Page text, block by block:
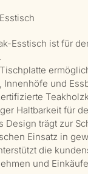
Esstisch ist für
Innenhöfe und
Haltbarkeit für
Design trägt zur
Einsatz in
die
und